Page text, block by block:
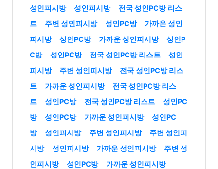
성인피시방
성인피시방
전국 성인PC방 리스
트
주변 성인피시방 성인PC방
가까운 성인
피시방
성인PC방 가까운 성인피시방
성인P
C방
성인PC방 전국 성인PC방 리스트
성인
피시방
주변 성인피시방
전국 성인PC방 리스
트
가까운 성인피시방
전국 성인PC방 리스
트
성인PC방 전국 성인PC방 리스트
성인PC
방
성인PC방 가까운 성인피시방
성인PC
방
성인피시방 주변 성인피시방
주변 성인피
시방
성인피시방 가까운 성인피시방
주변 성
인피시방
성인PC방 가까운 성인피시방